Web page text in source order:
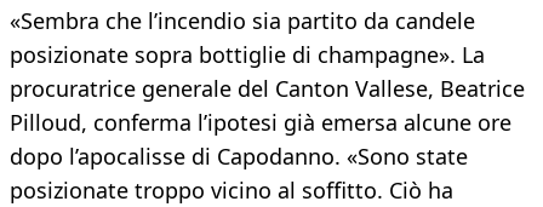
«Sembra che l’incendio sia partito da candele
posizionate sopra bottiglie di champagne». La
procuratrice generale del Canton Vallese, Beatrice
Pilloud, conferma l’ipotesi già emersa alcune ore
dopo l’apocalisse di Capodanno. «Sono state
posizionate troppo vicino al soffitto. Ciò ha